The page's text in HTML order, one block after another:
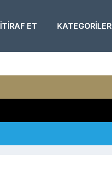
ITIRAF ET KATEGORILER